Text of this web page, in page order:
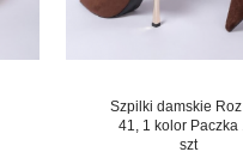
Szpilki damskie
41, 1 kolor Paczka
szt